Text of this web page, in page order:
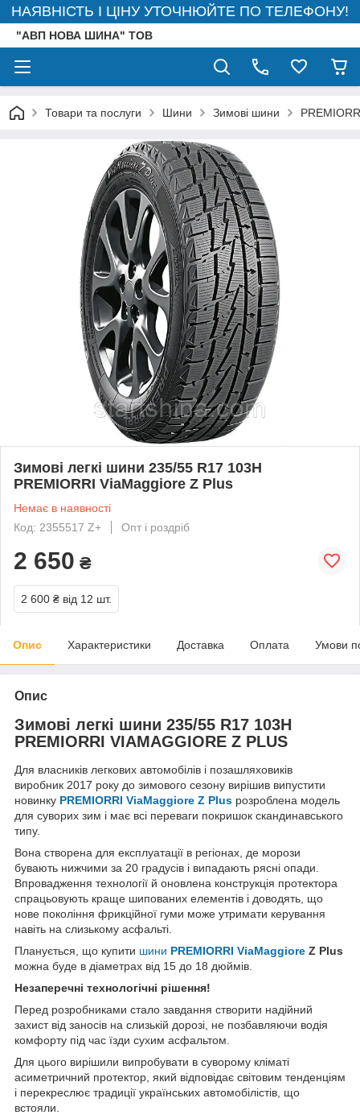
НАЯВНІСТЬ І ЦІНУ УТОЧНЮЙТЕ ПО ТЕЛЕФОНУ!
"АВП НОВА ШИНА" ТОВ
Товари та послуги Шини Зимові шини
Зимові легкі шини 235/55 R17 103H
PREMIORRI ViaMaggiore Z Plus
Немає в наявності
Код: 2355517 Z+
Опт і роздріб
2 650 ₴
2 600 ₴ від 12 шт.
Опис Характеристики Доставка Оплата Умови
Опис
Зимові легкі шини 235/55 R17 103H
PREMIORRI VIAMAGGIORE Z PLUS
Для власників легкових автомобілів і позашляховиків
виробник 2017 року до зимового сезону вирішив випустити
новинку PREMIORRI ViaMaggiore Z Plus розроблена модель
для суворих зим і має всі переваги покришок скандинавського
типу.
Вона створена для експлуатації в регіонах, де морози
бувають нижчими за 20 градусів і випадають рясні опади.
Впровадження технології й оновлена конструкція протектора
спрацьовують краще шипованих елементів і доводять, що
нове покоління фрикційної гуми може утримати керування
навіть на слизькому асфальті.
Планується, що купити шини PREMIORRI ViaMaggiore Z Plus
можна буде в діаметрах від 15 до 18 дюймів.
Незаперечні технологічні рішення!
Перед розробниками стало завдання створити надійний
захист від заносів на слизькій дорозі, не позбавляючи водія
комфорту під час їзди сухим асфальтом.
Для цього вирішили випробувати в суворому кліматі
асиметричний протектор, який відповідає світовим тенденціям
і перекреслює традиції українських автомобілістів, що
встояли.